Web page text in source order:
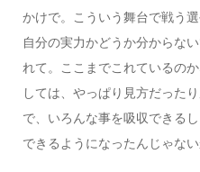
かけで。こういう舞台で戦う
自分の実力かどうか分からな
れて。ここまでこれているの
しては、やっぱり見方だった
で、いろんな事を吸収できる
できるようになったんじゃない